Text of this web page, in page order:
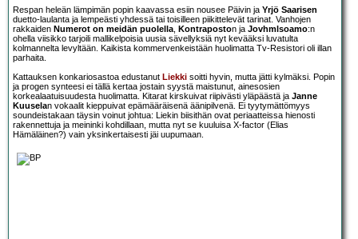
Respan heleän lämpimän popin kaavassa esiin nousee Päivin ja Yrjö Saarisen
duetto-laulanta ja lempeästi yhdessä tai toisilleen piikittelevät tarinat. Vanhojen
rakkaiden Numerot on meidän puolella, Kontraposton ja Jovhmlsoamo:n
ohella viisikko tarjoili mallikelpoisia uusia sävellyksiä nyt kevääksi luvatulta
kolmannelta levyltään. Kaikista kommervenkeistään huolimatta Tv-Resistori oli illan
parhaita.
Kattauksen konkariosastoa edustanut Liekki soitti hyvin, mutta jätti kylmäksi. Popin
ja progen synteesi ei tällä kertaa jostain syystä maistunut, ainesosien
korkealaatuisuudesta huolimatta. Kitarat kirskuivat riipivästi yläpäästä ja Janne
Kuuselan vokaalit kieppuivat epämääräisenä äänipilvenä. Ei tyytymättömyys
soundeistakaan täysin voinut johtua: Liekin biisithän ovat periaatteissa hienosti
rakennettuja ja meininki kohdillaan, mutta nyt se kuuluisa X-factor (Elias
Hämäläinen?) vain yksinkertaisesti jäi uupumaan.